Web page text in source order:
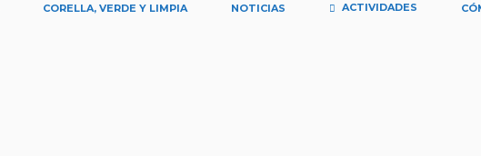
CORELLA, VERDE Y LIMPIA NOTICIAS ACTIVIDADES